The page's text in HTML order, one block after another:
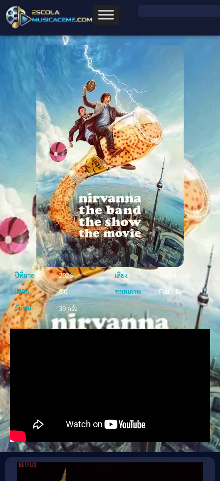
ปีที่ฉาย 2026 เสียง
Soundtrack
IMDb
8.0 ระบบภาพ
Full HD
รับชม
39 ครั้ง